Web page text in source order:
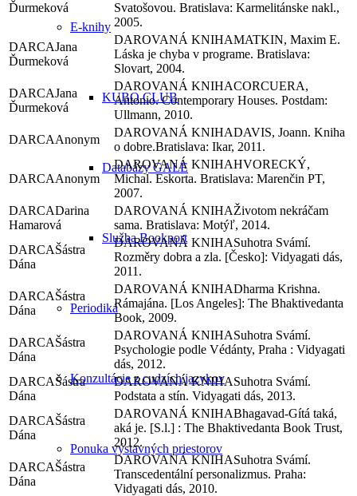
E-knihy
KUBO CLUB
Databázy GALE
Služba Bookport
Periodiká
Konzultácie z cudzích jazykov
Ponuka výstavných priestorov
Ďurmeková
Svatošovou. Bratislava: Karmelitánske nakl.,
2005.
Jana
Ďurmeková
MATKIN, Maxim E.
Láska je chyba v programe. Bratislava:
Slovart, 2004.
Jana
Ďurmeková
CORCUERA,
Antonio. Contemporary Houses. Postdam:
Ullmann, 2010.
Anonym
DAVIS, Joann. Kniha
o dobre.Bratislava: Ikar, 2011.
Anonym
HVORECKÝ,
Michal. Eskorta. Bratislava: Marenčin PT,
2007.
Darina
Hamarová
Životom nekráčam
sama. Bratislava: Motýľ, 2014.
Šástra
Dána
Suhotra Svámí.
Rozměry dobra a zla. [Česko]: Vidyagati dás,
2011.
Šástra
Dána
Dharma Krishna.
Rámajána. [Los Angeles]: The Bhaktivedanta
Book, 2009.
Šástra
Dána
Suhotra Svámí.
Psychologie podle Védánty, Praha : Vidyagati
dás, 2012.
Šástra
Dána
Suhotra Svámí.
Podstata a stín. Vidyagati dás, 2013.
Šástra
Dána
Bhagavad-Gítá taká,
aká je. [S.l.] : The Bhaktivedanta Book Trust,
2012.
Šástra
Dána
Suhotra Svámí.
Transcedentální personalizmus. Praha:
Vidyagati dás, 2010.